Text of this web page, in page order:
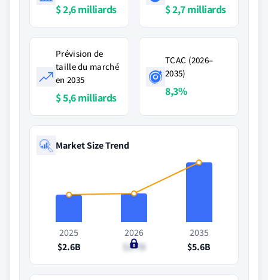
$ 2,6 milliards $ 2,7 milliards
Prévision de
taille du marché
en 2035
$ 5,6 milliards
TCAC (2026–
2035)
8,3%
Market Size Trend
2025
$2.6B
2026
$2.7B
2035
$5.6B